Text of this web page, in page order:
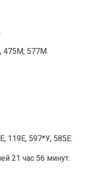
475М, 577М.
119Е, 597*У, 585Е.
21 час 56 минут.